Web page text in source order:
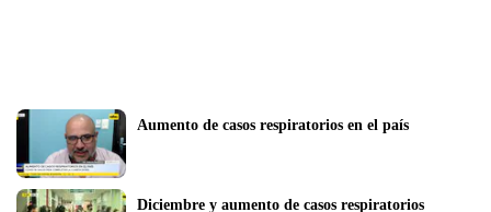
Aumento de casos respiratorios en el país